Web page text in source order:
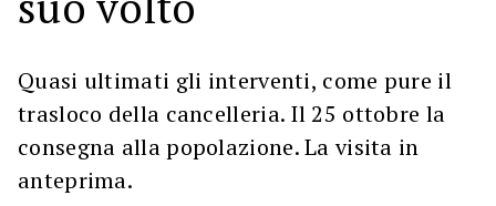
Quasi ultimati gli interventi, come pure il
trasloco della cancelleria. Il 25 ottobre la
consegna alla popolazione. La visita in
anteprima.